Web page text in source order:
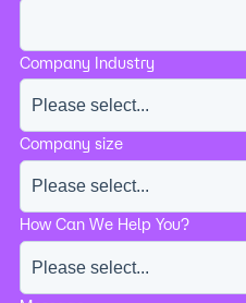
Company Industry
Company size
How Can We Help You?